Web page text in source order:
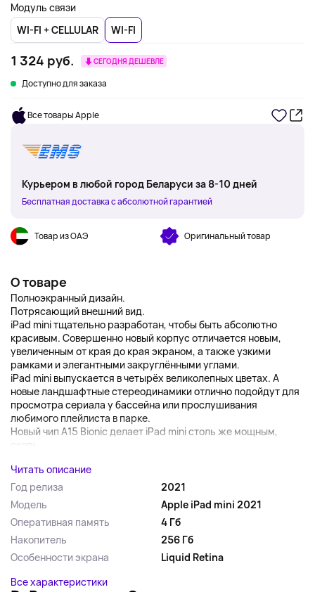
Модуль связи
WI-FI + CELLULAR
WI-FI
1 324 руб. СЕГОДНЯ ДЕШЕВЛЕ
Доступно для заказа
Все товары Apple
Курьером в любой город Беларуси за 8-10 дней
Бесплатная доставка с абсолютной гарантией
Товар из ОАЭ Оригинальный товар
О товаре
Полноэкранный дизайн.
Потрясающий внешний вид.
iPad mini тщательно разработан, чтобы быть абсолютно
красивым. Совершенно новый корпус отличается новым,
увеличенным от края до края экраном, а также узкими
рамками и элегантными закруглёнными углами.
iPad mini выпускается в четырёх великолепных цветах. А
новые ландшафтные стереодинамики отлично подойдут для
просмотра сериала у бассейна или прослушивания
любимого плейлиста в парке.
Новый чип A15 Bionic делает iPad mini столь же мощным,
сколь...
Читать описание
Год релиза
2021
Модель
Apple iPad mini 2021
Оперативная память
4 Гб
Накопитель
256 Гб
Особенности экрана
Liquid Retina
Все характеристики